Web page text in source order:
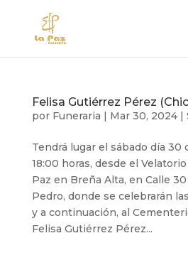
Felisa Gutiérrez Pérez
por Funeraria | Mar 30, 2024|
Tendrá lugar el sábado día 30
18:00 horas, desde el
Paz en Breña Alta, en Calle 30
Pedro, donde se celebrarán
y a continuación, al
Felisa Gutiérrez Pérez...